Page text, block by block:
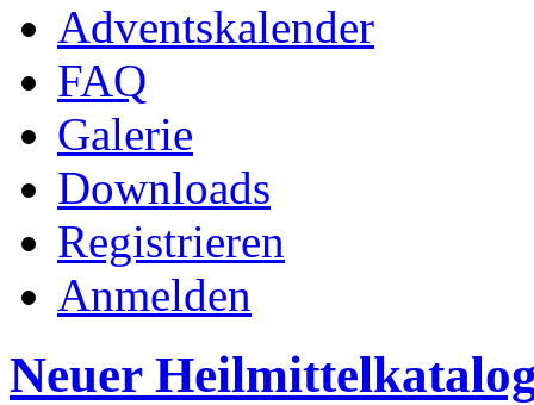
Adventskalender
FAQ
Galerie
Downloads
Registrieren
Anmelden
Neuer